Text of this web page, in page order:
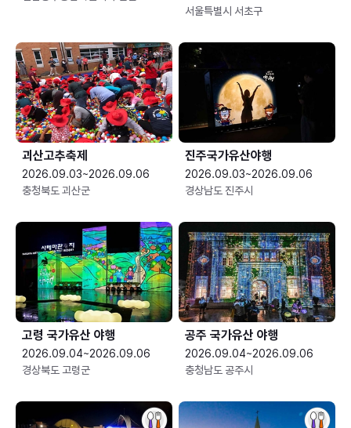
서울특별시 서초구
괴산고추축제
2026.09.03~2026.09.06
충청북도 괴산군
진주국가유산야행
2026.09.03~2026.09.06
경상남도 진주시
고령 국가유산 야행
2026.09.04~2026.09.06
경상북도 고령군
공주 국가유산 야행
2026.09.04~2026.09.06
충청남도 공주시